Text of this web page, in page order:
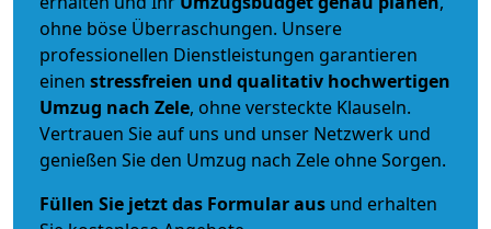
ohne böse Überraschungen. Unsere
professionellen Dienstleistungen garantieren
einen stressfreien und qualitativ hochwertigen
Umzug nach Zele, ohne versteckte Klauseln.
Vertrauen Sie auf uns und unser Netzwerk und
genießen Sie den Umzug nach Zele ohne Sorgen.
Füllen Sie jetzt das Formular aus und erhalten